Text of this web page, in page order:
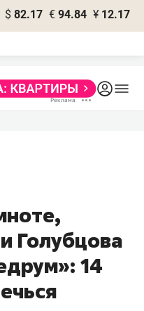
$ 82.17 € 94.84 ¥ 12.17
Голубцова
14